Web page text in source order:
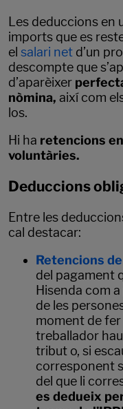
Les deduccions en
imports que es
el salari net d’un
descompte que
d’aparèixer
nòmina, així com
los.
Hi ha retencions
voluntàries.
Deduccions
Entre les
cal destacar:
Retencions de
del pagament
Hisenda com
de les
moment de fer
treballador
tribut o, si
corresponent
del que li
es dedueix per